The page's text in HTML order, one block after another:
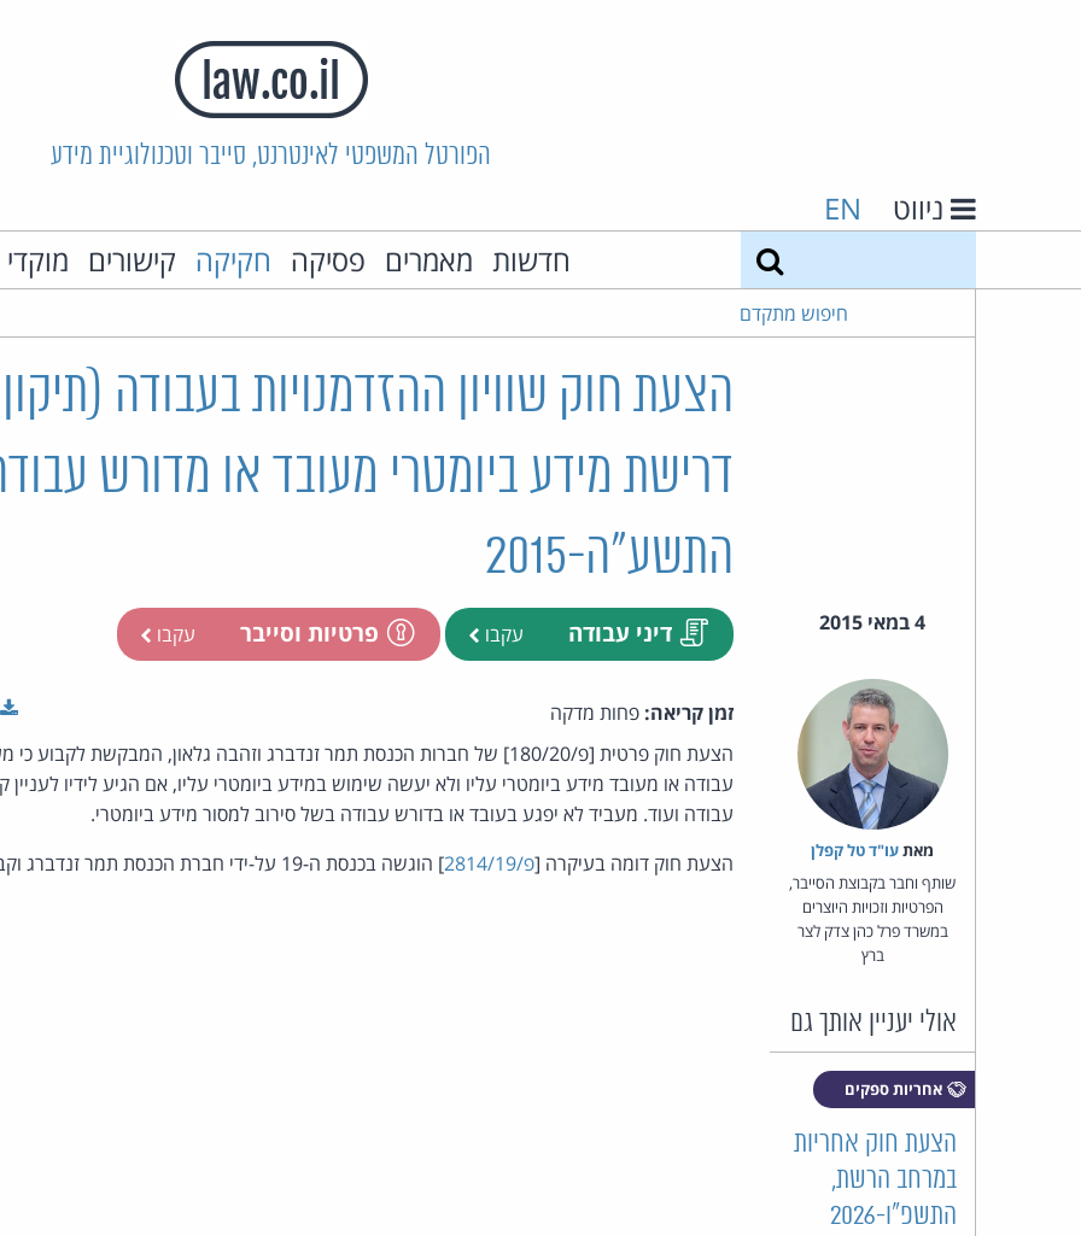
הפורטל המשפטי לאינטרנט, סייבר וטכנולוגיית מידע
ניווט EN
חדשות מאמרים פסיקה חקיקה קישורים
חיפוש מתקדם
הצעת חוק שוויון ההזדמנויות בעבודה
דרישת מידע ביומטרי מעובד או מדורש
התשע"ה-2015
4 במאי 2015 דיני עבודה עקבו פרטיות וסייבר עקבו
מאת‏עו"ד טל קפלן
שותף וחבר בקבוצת הסייבר,
הפרטיות וזכויות היוצרים
במשרד פרל כהן צדק לצר
ברץ
אולי יעניין אותך גם
אחריות ספקים
הצעת חוק אחריות
במרחב הרשת,
התשפ"ו-2026
זמן קריאה: פחות מדקה
הצעת חוק פרטית [פ/180/20] של חברות הכנסת תמר זנדברג וזהבה גלאון, המבקשת
עבודה או מעובד מידע ביומטרי עליו ולא יעשה שימוש במידע ביומטרי עליו, אם הגיע לידיו
עבודה ועוד. מעביד לא יפגע בעובד או בדורש עבודה בשל סירוב למסור מידע ביומטרי.
הצעת חוק דומה בעיקרה [פ/2814/19 ] הוגשה בכנסת ה-19 על-ידי חברת הכנסת תמר זנדברג וקבוצת חברי כנסת.